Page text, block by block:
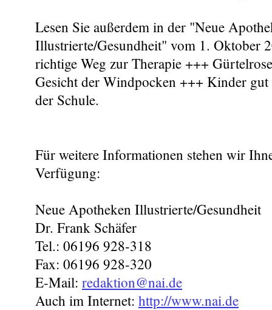
Lesen Sie außerdem in der "Neue
Illustrierte/Gesundheit" vom 1. Oktober
richtige Weg zur Therapie +++
Gesicht der Windpocken +++ Kinder
der Schule.
Für weitere Informationen stehen wir
Verfügung:
Neue Apotheken Illustrierte/Gesundheit
Dr. Frank Schäfer
Tel.: 06196 928-318
Fax: 06196 928-320
E-Mail: redaktion@nai.de
Auch im Internet: http://www.nai.de